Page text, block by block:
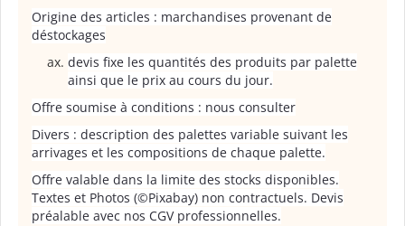
Origine des articles : marchandises provenant de
déstockages
devis fixe les quantités des produits par palette
ainsi que le prix au cours du jour.
Offre soumise à conditions : nous consulter
Divers : description des palettes variable suivant les
arrivages et les compositions de chaque palette.
Offre valable dans la limite des stocks disponibles.
Textes et Photos (©Pixabay) non contractuels. Devis
préalable avec nos CGV professionnelles.